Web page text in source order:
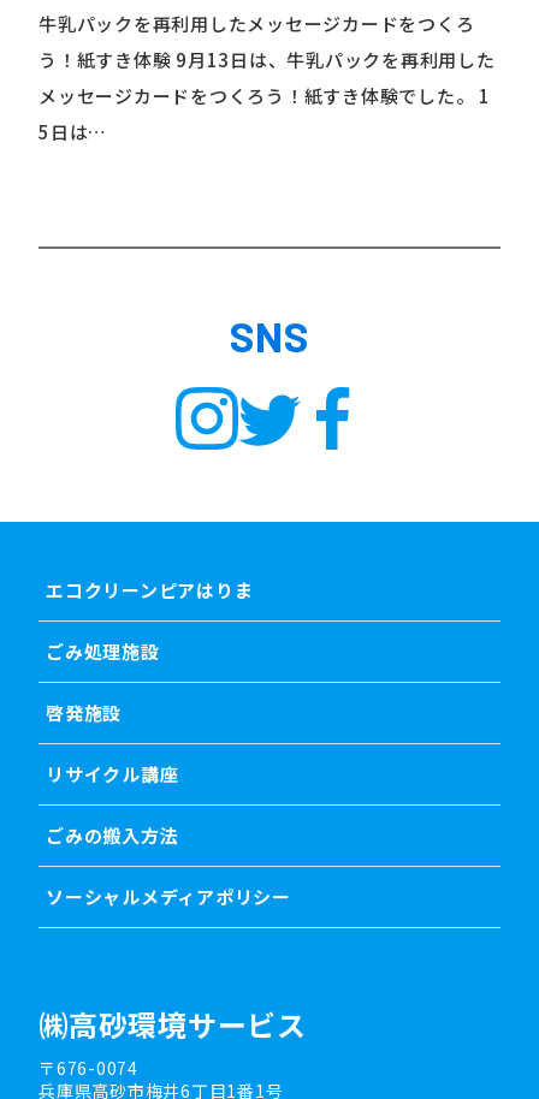
牛乳パックを再利用したメッセージカードをつくろ
う！紙すき体験 9月13日は、牛乳パックを再利用した
メッセージカードをつくろう！紙すき体験でした。 1
5日は…
SNS
㈱高砂環境サービス
〒676-0074
兵庫県高砂市梅井6丁目1番1号
エコクリーンピアはりま
ごみ処理施設
啓発施設
リサイクル講座
ごみの搬入方法
ソーシャルメディアポリシー